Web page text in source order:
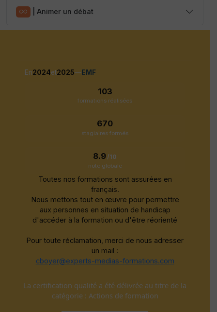
Animer un débat
En2024et2025—EMF
103
formations réalisées
670
stagiaires formés
8.9 /10
note globale
Toutes nos formations sont assurées en
français.
Nous mettons tout en œuvre pour permettre
aux personnes en situation de handicap
d'accéder à la formation ou d'être réorienté
Pour toute réclamation, merci de nous adresser
un mail :
cboyer@experts-medias-formations.com
La certification qualité a été délivrée au titre de la
catégorie : Actions de formation